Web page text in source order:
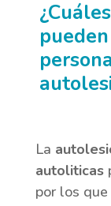
La
autoliticas
por los